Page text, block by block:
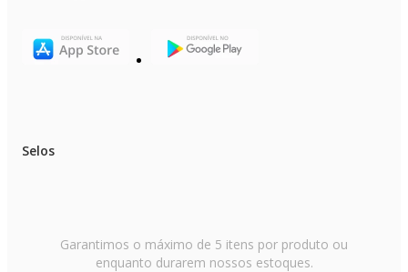
Selos
Garantimos o máximo de 5 itens por produto ou
enquanto durarem nossos estoques.